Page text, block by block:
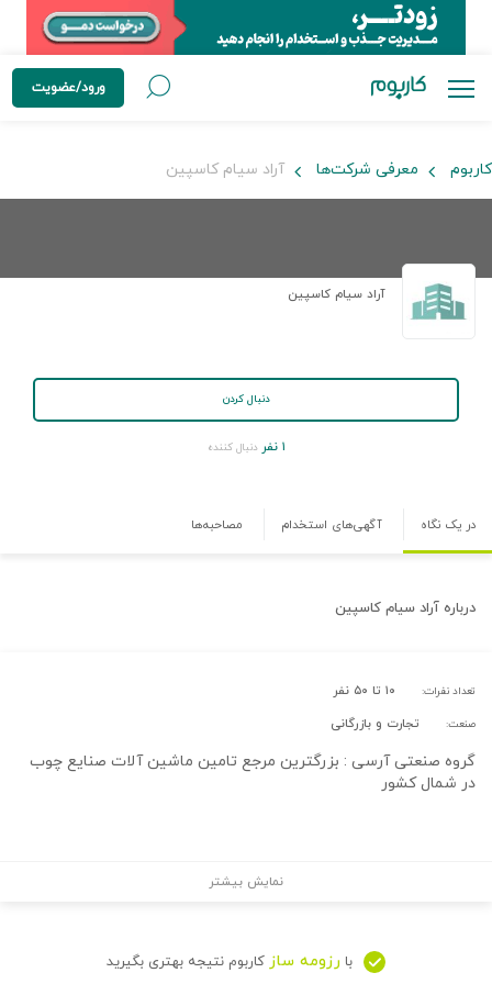
ورود/عضویت
کاربوم معرفی شرکت‌ها آراد سیام کاسپین
آراد سیام کاسپین
دنبال کردن
۱ نفر دنبال کننده
در یک نگاه آگهی‌های استخدام مصاحبه‌ها
درباره آراد سیام کاسپین
تعداد نفرات: ۱۰ تا ۵۰ نفر
صنعت: تجارت و بازرگانی
گروه صنعتی آرسی : بزرگترین مرجع تامین ماشین آلات صنایع چوب
در شمال کشور
نمایش بیشتر
با رزومه ساز کاربوم نتیجه بهتری بگیرید